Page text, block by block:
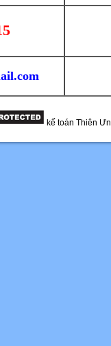
kế toán Thiên